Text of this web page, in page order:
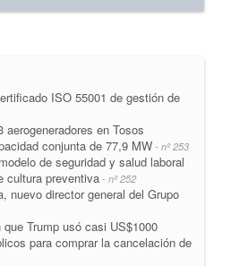
ISO 55001 de gestión de
aerogeneradores en Tosos
conjunta de 77,9 MW - nº 253
de seguridad y salud laboral
cultura preventiva - nº 252
nuevo director general del Grupo
Trump usó casi US$1000
para comprar la cancelación de